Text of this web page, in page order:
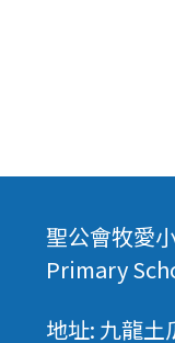
聖公會牧愛
Primary
地址: 九龍土